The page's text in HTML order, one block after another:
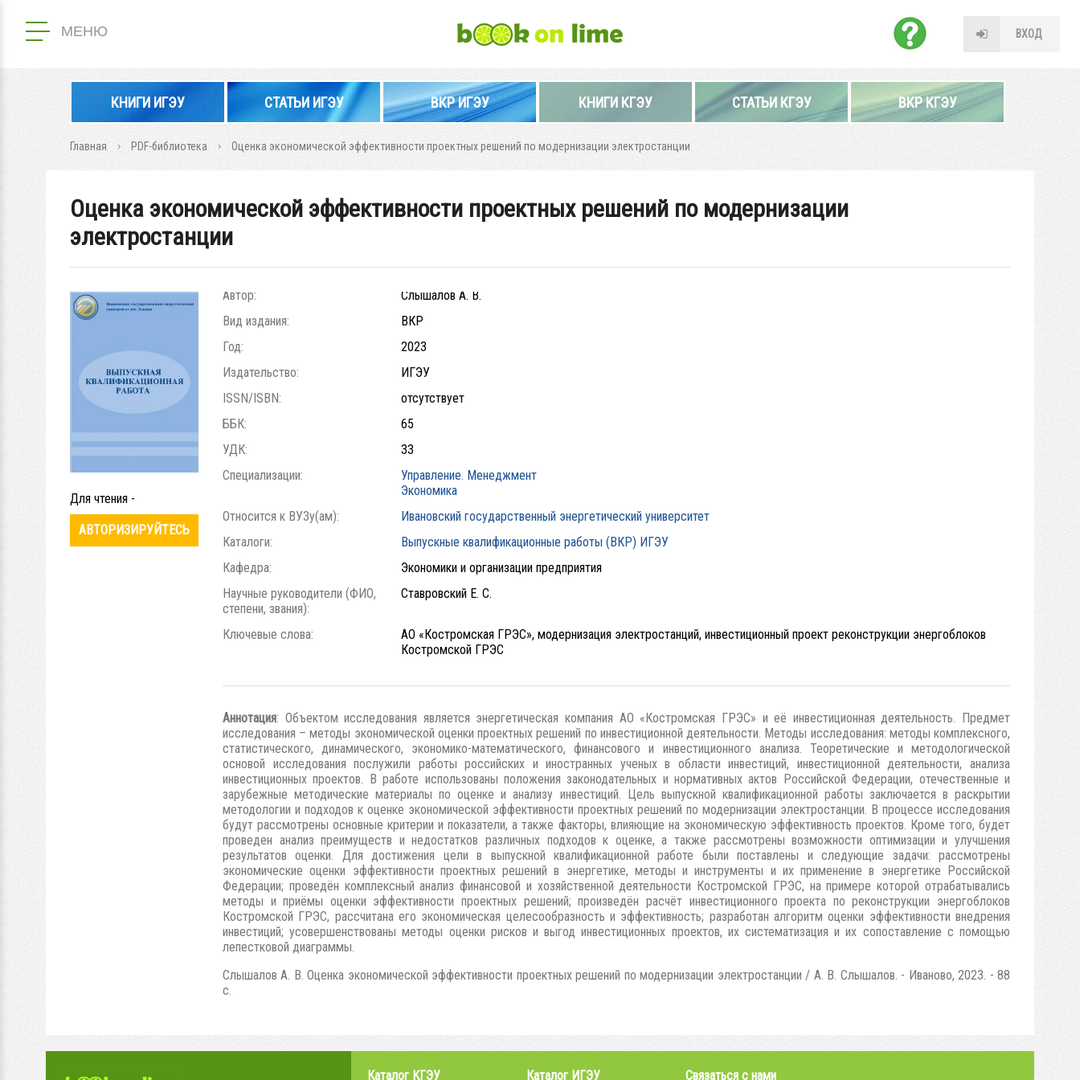
МЕНЮ ВХОД
КНИГИ ИГЭУ СТАТЬИ ИГЭУ ВКР ИГЭУ КНИГИ КГЭУ СТАТЬИ КГЭУ ВКР КГЭУ
Главная PDF-библиотека Оценка экономической эффективности проектных решений по модернизации электростанции
Оценка экономической эффективности проектных решений по модернизации
электростанции
Для чтения -
АВТОРИЗИРУЙТЕСЬ
Автор:
Слышалов А. В.
Вид издания:
ВКР
Год:
2023
Издательство:
ИГЭУ
ISSN/ISBN:
отсутствует
ББК:
65
УДК:
33
Специализации:
Управление. Менеджмент
Экономика
Относится к ВУЗу(ам):
Ивановский государственный энергетический университет
Каталоги:
Выпускные квалификационные работы (ВКР) ИГЭУ
Кафедра:
Экономики и организации предприятия
Научные руководители (ФИО,
степени, звания):
Ставровский Е. С.
Ключевые слова:
АО «Костромская ГРЭС», модернизация электростанций, инвестиционный проект реконструкции энергоблоков
Костромской ГРЭС
Аннотация: Объектом исследования является энергетическая компания АО «Костромская ГРЭС» и её инвестиционная деятельность. Предмет
исследования – методы экономической оценки проектных решений по инвестиционной деятельности. Методы исследования: методы комплексного,
статистического, динамического, экономико-математического, финансового и инвестиционного анализа. Теоретические и методологической
основой исследования послужили работы российских и иностранных ученых в области инвестиций, инвестиционной деятельности, анализа
инвестиционных проектов. В работе использованы положения законодательных и нормативных актов Российской Федерации, отечественные и
зарубежные методические материалы по оценке и анализу инвестиций. Цель выпускной квалификационной работы заключается в раскрытии
методологии и подходов к оценке экономической эффективности проектных решений по модернизации электростанции. В процессе исследования
будут рассмотрены основные критерии и показатели, а также факторы, влияющие на экономическую эффективность проектов. Кроме того, будет
проведен анализ преимуществ и недостатков различных подходов к оценке, а также рассмотрены возможности оптимизации и улучшения
результатов оценки. Для достижения цели в выпускной квалификационной работе были поставлены и следующие задачи: рассмотрены
экономические оценки эффективности проектных решений в энергетике, методы и инструменты и их применение в энергетике Российской
Федерации; проведён комплексный анализ финансовой и хозяйственной деятельности Костромской ГРЭС, на примере которой отрабатывались
методы и приёмы оценки эффективности проектных решений; произведён расчёт инвестиционного проекта по реконструкции энергоблоков
Костромской ГРЭС, рассчитана его экономическая целесообразность и эффективность; разработан алгоритм оценки эффективности внедрения
инвестиций; усовершенствованы методы оценки рисков и выгод инвестиционных проектов, их систематизация и их сопоставление с помощью
лепестковой диаграммы.
Слышалов А. В. Оценка экономической эффективности проектных решений по модернизации электростанции / А. В. Слышалов. - Иваново, 2023. - 88
с.
Каталог КГЭУ Каталог ИГЭУ Связаться с нами